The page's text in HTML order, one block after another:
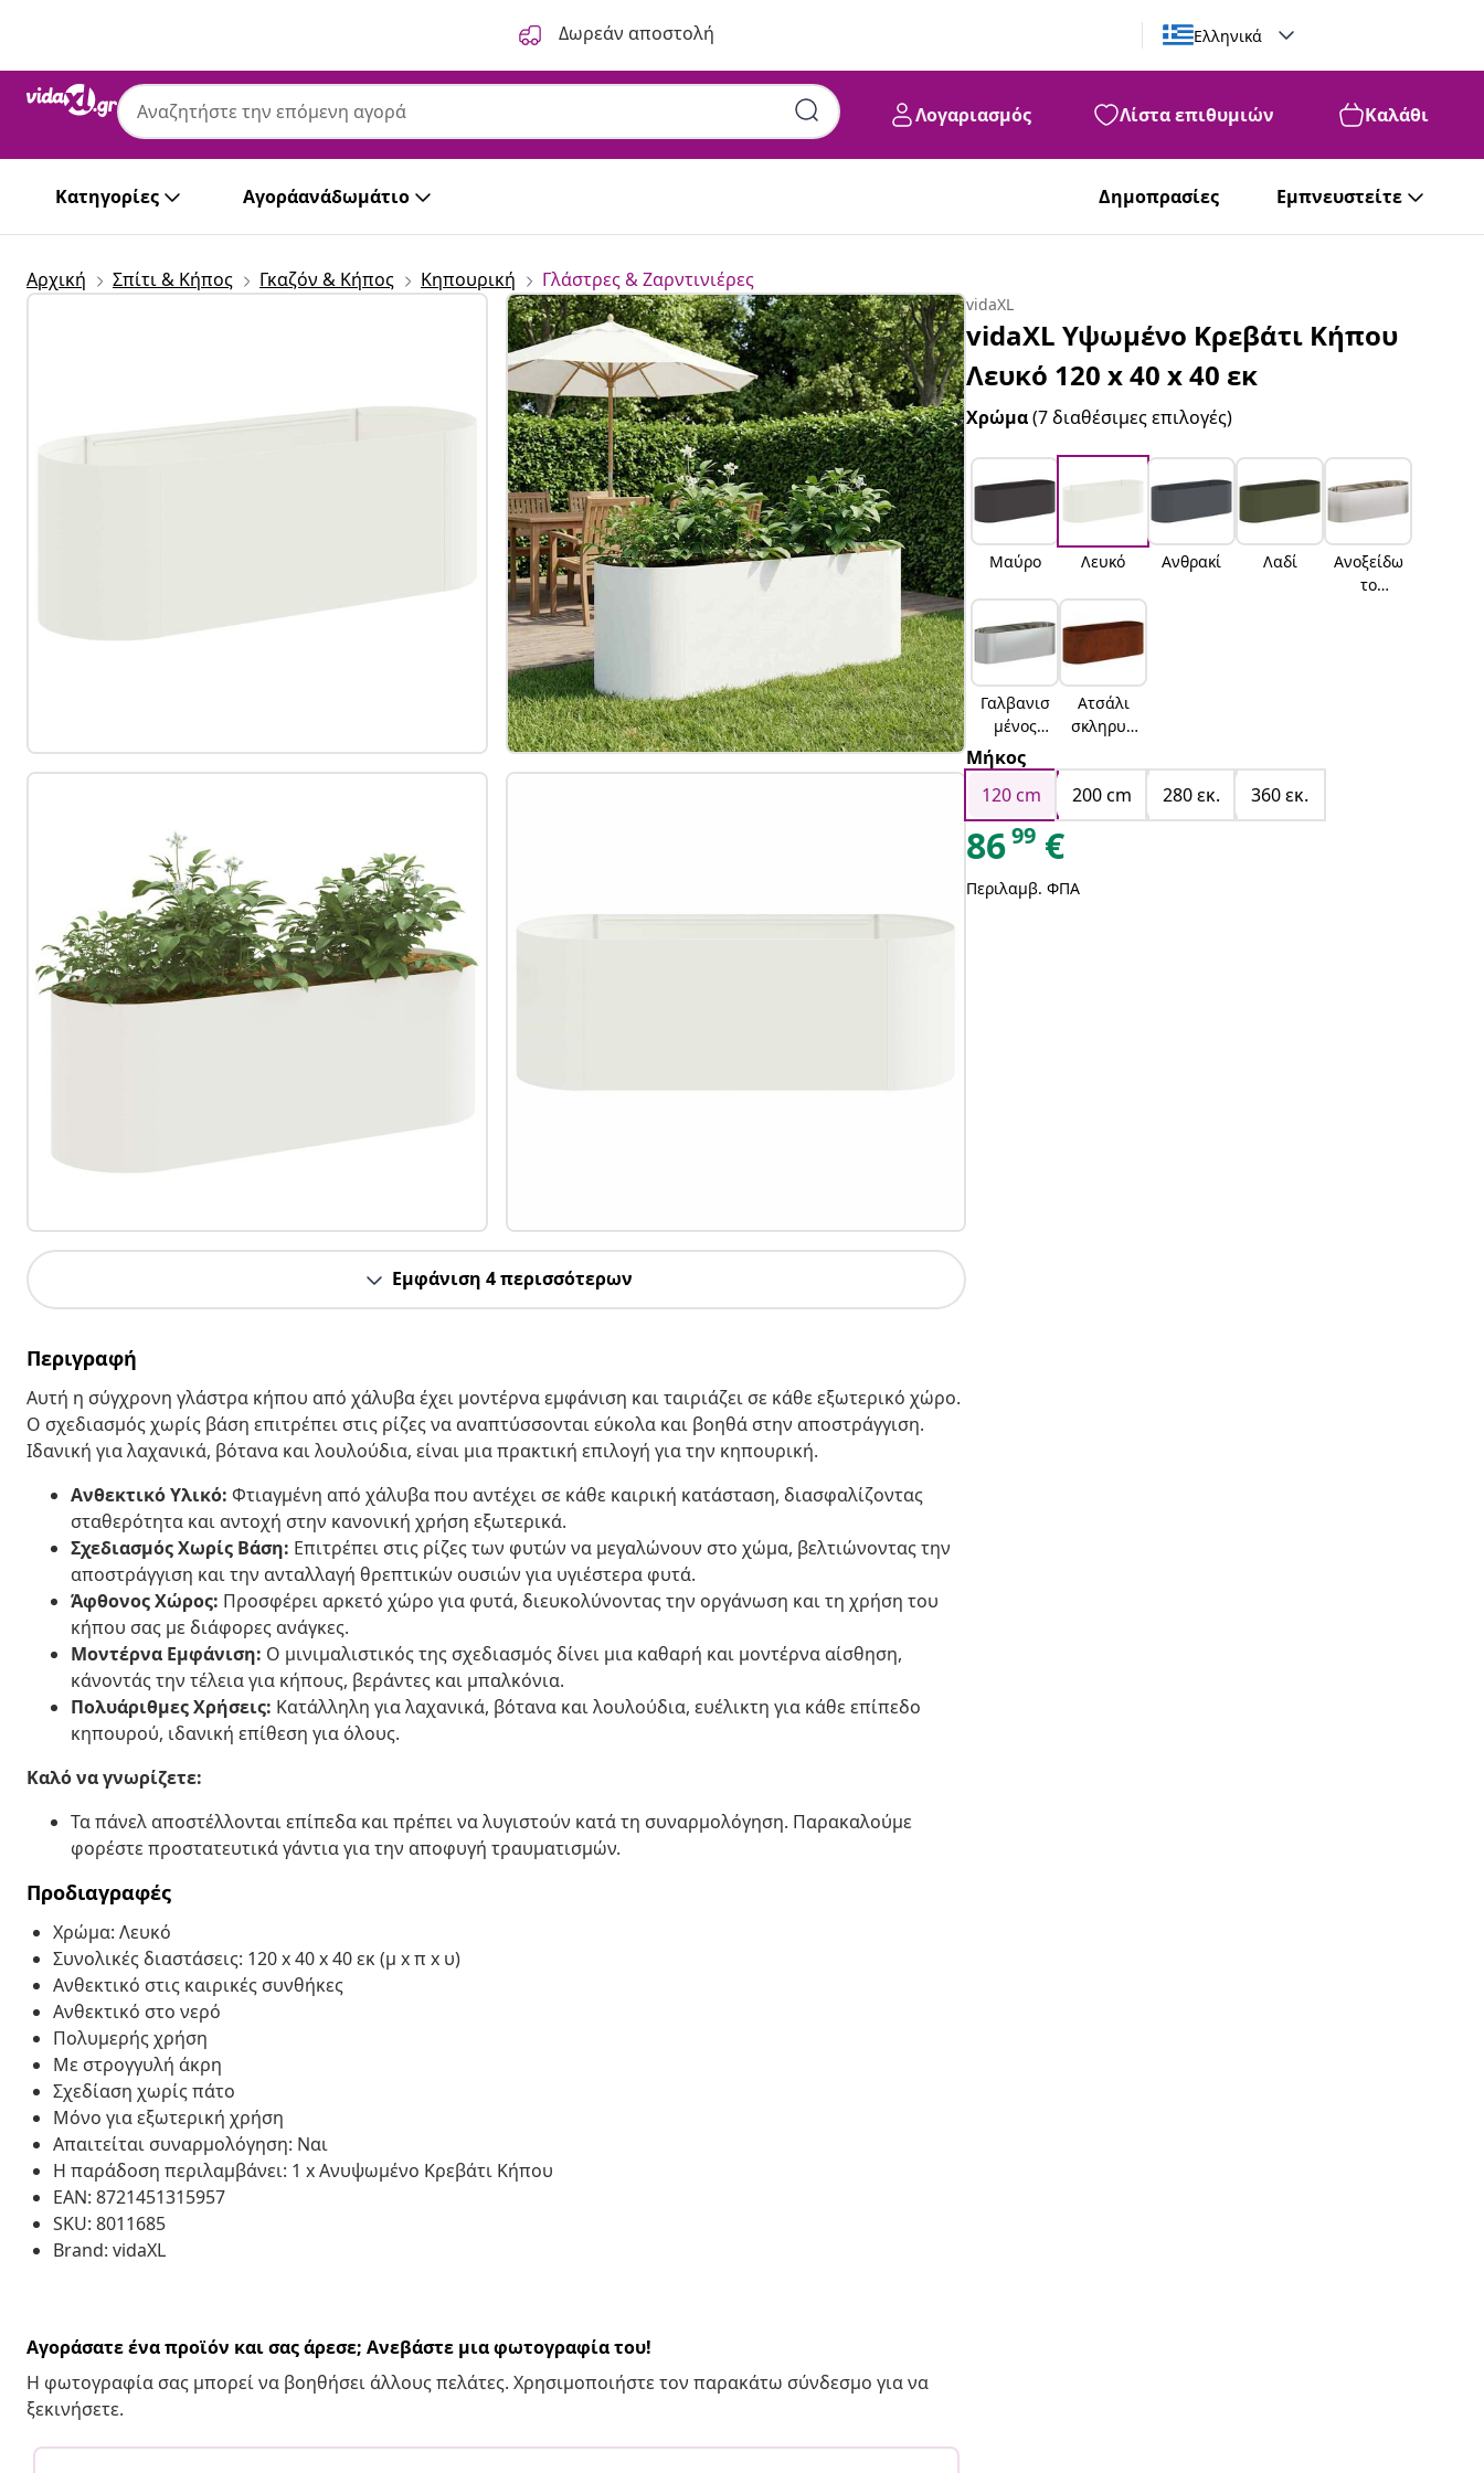
Δωρεάν αποστολή Ελληνικά
Λογαριασμός Λίστα επιθυμιών Καλάθι
Κατηγορίες Αγοράανάδωμάτιο Δημοπρασίες Εμπνευστείτε
Αρχική Σπίτι & Κήπος Γκαζόν & Κήπος Κηπουρική Γλάστρες & Ζαρντινιέρες
Εμφάνιση 4 περισσότερων
Περιγραφή
Αυτή η σύγχρονη γλάστρα κήπου από χάλυβα έχει μοντέρνα εμφάνιση και ταιριάζει σε κάθε εξωτερικό χώρο.
Ο σχεδιασμός χωρίς βάση επιτρέπει στις ρίζες να αναπτύσσονται εύκολα και βοηθά στην αποστράγγιση.
Ιδανική για λαχανικά, βότανα και λουλούδια, είναι μια πρακτική επιλογή για την κηπουρική.
Ανθεκτικό Υλικό: Φτιαγμένη από χάλυβα που αντέχει σε κάθε καιρική κατάσταση, διασφαλίζοντας
σταθερότητα και αντοχή στην κανονική χρήση εξωτερικά.
Σχεδιασμός Χωρίς Βάση: Επιτρέπει στις ρίζες των φυτών να μεγαλώνουν στο χώμα, βελτιώνοντας την
αποστράγγιση και την ανταλλαγή θρεπτικών ουσιών για υγιέστερα φυτά.
Άφθονος Χώρος: Προσφέρει αρκετό χώρο για φυτά, διευκολύνοντας την οργάνωση και τη χρήση του
κήπου σας με διάφορες ανάγκες.
Μοντέρνα Εμφάνιση: Ο μινιμαλιστικός της σχεδιασμός δίνει μια καθαρή και μοντέρνα αίσθηση,
κάνοντάς την τέλεια για κήπους, βεράντες και μπαλκόνια.
Πολυάριθμες Χρήσεις: Κατάλληλη για λαχανικά, βότανα και λουλούδια, ευέλικτη για κάθε επίπεδο
κηπουρού, ιδανική επίθεση για όλους.
Καλό να γνωρίζετε:
Τα πάνελ αποστέλλονται επίπεδα και πρέπει να λυγιστούν κατά τη συναρμολόγηση. Παρακαλούμε
φορέστε προστατευτικά γάντια για την αποφυγή τραυματισμών.
Προδιαγραφές
Χρώμα: Λευκό
Συνολικές διαστάσεις: 120 x 40 x 40 εκ (μ x π x υ)
Ανθεκτικό στις καιρικές συνθήκες
Ανθεκτικό στο νερό
Πολυμερής χρήση
Με στρογγυλή άκρη
Σχεδίαση χωρίς πάτο
Μόνο για εξωτερική χρήση
Απαιτείται συναρμολόγηση: Ναι
Η παράδοση περιλαμβάνει: 1 x Ανυψωμένο Κρεβάτι Κήπου
EAN: 8721451315957
SKU: 8011685
Brand: vidaXL
Αγοράσατε ένα προϊόν και σας άρεσε; Ανεβάστε μια φωτογραφία του!
Η φωτογραφία σας μπορεί να βοηθήσει άλλους πελάτες. Χρησιμοποιήστε τον παρακάτω σύνδεσμο για να
ξεκινήσετε.
vidaXL
vidaXL Υψωμένο Κρεβάτι Κήπου
Λευκό 120 x 40 x 40 εκ
Χρώμα(7 διαθέσιμες επιλογές)
Μαύρο Λευκό Ανθρακί Λαδί
Ανοξείδω
το
Γαλβανισ
μένος
χάλυβας
Ατσάλι
σκληρυθ
αέρα
Μήκος
120 cm
200 cm 280 εκ. 360 εκ.
8699 €
Περιλαμβ. ΦΠΑ